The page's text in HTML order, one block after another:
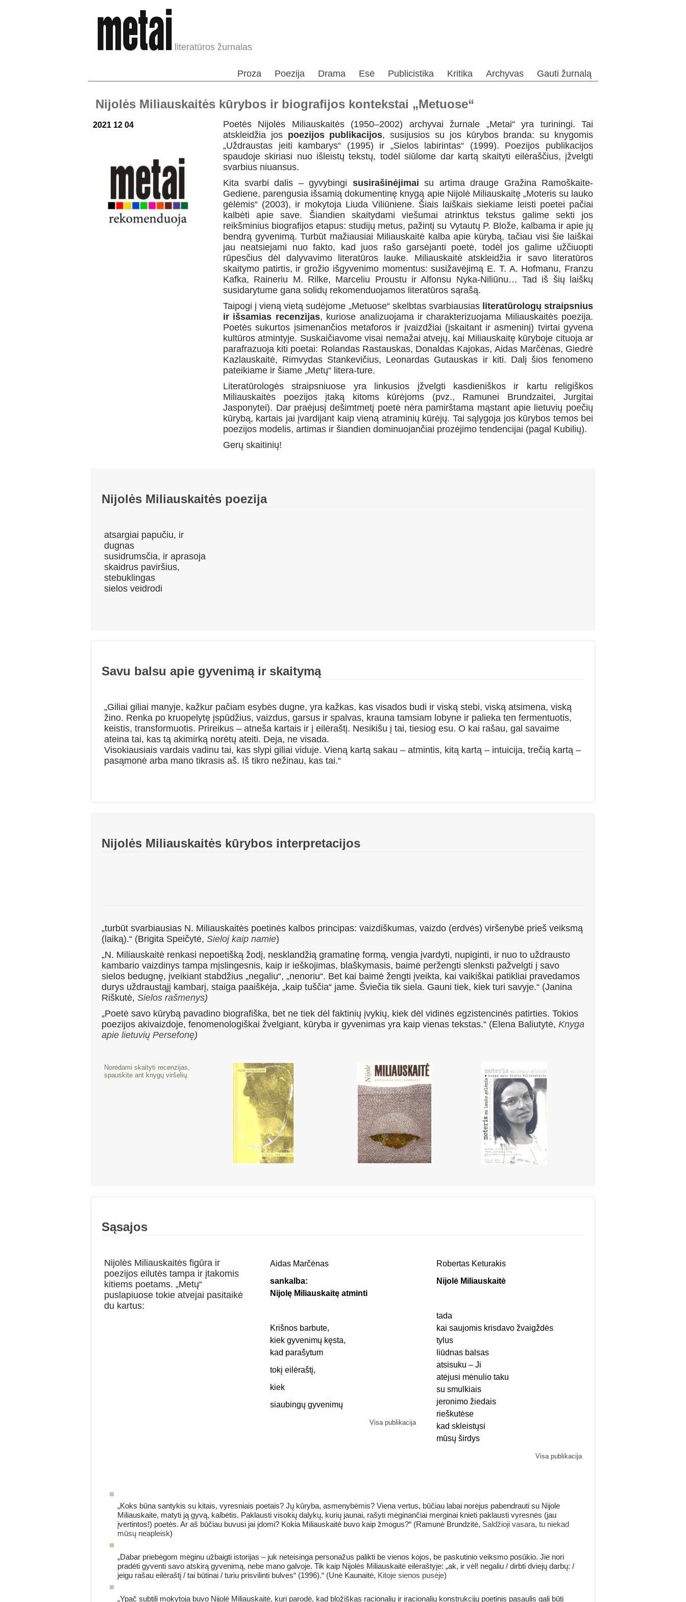
literatūros žurnalas
Proza Poezija Drama Esė Publicistika Kritika Archyvas Gauti žurnalą
Nijolės Miliauskaitės kūrybos ir biografijos kontekstai „Metuose“
2021 12 04
Poetės Nijolės Miliauskaitės (1950–2002) archyvai žurnale „Metai“ yra turiningi. Tai
atskleidžia jos poezijos publikacijos, susijusios su jos kūrybos branda: su knygomis
„Uždraustas įeiti kambarys“ (1995) ir „Sielos labirintas“ (1999). Poezijos publikacijos
spaudoje skiriasi nuo išleistų tekstų, todėl siūlome dar kartą skaityti eilėraščius, įžvelgti
svarbius niuansus.
Kita svarbi dalis – gyvybingi susirašinėjimai su artima drauge Gražina Ramoškaite-
Gediene, parengusia išsamią dokumentinę knygą apie Nijolė Miliauskaitę „Moteris su lauko
gėlėmis“ (2003), ir mokytoja Liuda Viliūniene. Šiais laiškais siekiame leisti poetei pačiai
kalbėti apie save. Šiandien skaitydami viešumai atrinktus tekstus galime sekti jos
reikšminius biografijos etapus: studijų metus, pažintį su Vytautų P. Blože, kalbama ir apie jų
bendrą gyvenimą. Turbūt mažiausiai Miliauskaitė kalba apie kūrybą, tačiau visi šie laiškai
jau neatsiejami nuo fakto, kad juos rašo garsėjanti poetė, todėl jos galime užčiuopti
rūpesčius dėl dalyvavimo literatūros lauke. Miliauskaitė atskleidžia ir savo literatūros
skaitymo patirtis, ir grožio išgyvenimo momentus: susižavėjimą E. T. A. Hofmanu, Franzu
Kafka, Raineriu M. Rilke, Marceliu Proustu ir Alfonsu Nyka-Niliūnu… Tad iš šių laiškų
susidarytume gana solidų rekomenduojamos literatūros sąrašą.
Taipogi į vieną vietą sudėjome „Metuose“ skelbtas svarbiausias literatūrologų straipsnius
ir išsamias recenzijas, kuriose analizuojama ir charakterizuojama Miliauskaitės poezija.
Poetės sukurtos įsimenančios metaforos ir įvaizdžiai (įskaitant ir asmeninį) tvirtai gyvena
kultūros atmintyje. Suskaičiavome visai nemažai atvejų, kai Miliauskaitę kūryboje cituoja ar
parafrazuoja kiti poetai: Rolandas Rastauskas, Donaldas Kajokas, Aidas Marčėnas, Giedrė
Kazlauskaitė, Rimvydas Stankevičius, Leonardas Gutauskas ir kiti. Dalį šios fenomeno
pateikiame ir šiame „Metų“ litera-ture.
Literatūrologės straipsniuose yra linkusios įžvelgti kasdieniškos ir kartu religiškos
Miliauskaitės poezijos įtaką kitoms kūrėjoms (pvz., Ramunei Brundzaitei, Jurgitai
Jasponytei). Dar praėjusį dešimtmetį poetė nėra pamirštama mąstant apie lietuvių poečių
kūrybą, kartais jai įvardijant kaip vieną atraminių kūrėjų. Tai sąlygoja jos kūrybos temos bei
poezijos modelis, artimas ir šiandien dominuojančiai prozėjimo tendencijai (pagal Kubilių).
Gerų skaitinių!
Nijolės Miliauskaitės poezija
atsargiai papučiu, ir
dugnas
susidrumsčia, ir aprasoja
skaidrus paviršius,
stebuklingas
sielos veidrodi
Savu balsu apie gyvenimą ir skaitymą
„Gi­liai giliai manyje, kažkur pačiam esybės dugne, yra kažkas, kas visados budi ir viską stebi, viską atsimena, viską
žino. Renka po kruopelytę įspūdžius, vaizdus, garsus ir spalvas, krauna tamsiam lobyne ir palieka ten fermentuotis,
keistis, transformuotis. Prireikus – atneša kartais ir į eilėraštį. Nesikišu į tai, tiesiog esu. O kai rašau, gal savaime
ateina tai, kas tą akimirką norėtų ateiti. Deja, ne visada.
Visokiausiais vardais vadinu tai, kas slypi giliai viduje. Vieną kartą sakau – atmintis, kitą kartą – intuicija, trečią kartą –
pasąmonė arba mano tikrasis aš. Iš tikro nežinau, kas tai.“
Nijolės Miliauskaitės kūrybos interpretacijos
„turbūt svarbiausias N. Miliauskaitės poetinės kalbos principas: vaizdiškumas, vaizdo (erdvės) viršenybė prieš veiksmą
(laiką).“ (Brigita Speičytė, Sieloj kaip namie)
„N. Miliauskaitė renkasi nepoetišką žodį, nesklandžią gramatinę formą, vengia įvardyti, nupiginti, ir nuo to uždrausto
kambario vaizdinys tampa mįslingesnis, kaip ir ieškojimas, blaškymasis, baimė peržengti slenks­ti pažvelgti į savo
sielos bedugnę, įveikiant stabdžius „negaliu“, „nenoriu“. Bet kai baimė žengti įveikta, kai vaikiškai patikliai pravedamos
durys uždraustąjį kambarį, staiga paaiškėja, „kaip tuščia“ jame. Šviečia tik siela. Gauni tiek, kiek turi savyje.“ (Janina
Riškutė, Sielos rašmenys)
„Poetė savo kūrybą pavadino bio­grafiška, bet ne tiek dėl faktinių įvy­kių, kiek dėl vidinės egzistencinės patirties. Tokios
poezijos akivaizdoje, fenomenologiškai žvelgiant, kūryba ir gyvenimas yra kaip vienas tekstas.“ (Elena Baliutytė, Knyga
apie lietuvių Persefonę)
Norėdami skaityti recenzijas,
spauskite ant knygų viršelių.
Sąsajos
Nijolės Miliauskaitės figūra ir
poezijos eilutės tampa ir įtakomis
kitiems poetams. „Metų“
puslapiuose tokie atvejai pasitaikė
du kartus:
Aidas Marčėnas
sankalba:
Nijolę Miliauskaitę atminti
Krišnos barbute,
kiek gyvenimų kęsta,
kad parašytum
tokį eilėraštį,
kiek
siaubingų gyvenimų
Visa publikacija
Robertas Keturakis
Nijolė Miliauskaitė
tada
kai saujomis krisdavo žvaigždės
tylus
liūdnas balsas
atsisuku – Ji
atėjusi mėnulio taku
su smulkiais
jeronimo žiedais
rieškutėse
kad skleistųsi
mūsų širdys
Visa publikacija
„Koks būna santykis su kitais, vyresniais poetais? Jų kūryba, asmenybėmis? Viena vertus, būčiau labai norėjus pabendrauti su Nijole
Miliauskaite, matyti ją gyvą, kalbėtis. Paklausti visokių dalykų, kurių jaunai, rašyti mėginančiai merginai knieti paklausti vyresnės (jau
įvertintos!) poetės. Ar aš būčiau buvusi jai įdomi? Kokia Miliauskaitė buvo kaip žmogus?“ (Ramunė Brundzitė, Saldžioji vasara, tu niekad
mūsų neapleisk)
„Dabar priebėgom mėginu užbaigti istorijas – juk neteisinga personažus palikti be vienos kojos, be paskutinio veiksmo posūkio. Jie nori
pradėti gyventi savo atskirą gyvenimą, nebe mano galvoje. Tik kaip Nijolės Miliauskaitė eilėraštyje: „ak, ir vėl! negaliu / dirbti dviejų darbų: /
jeigu rašau eilėraštį / tai būtinai / turiu prisvilinti bulves“ (1996).“ (Unė Kaunaitė, Kitoje sienos pusėje)
„Ypač subtili mokytoja buvo Nijolė Miliauskaitė, kuri parodė, kad bložiškas racionalių ir iracionalių konstrukcijų poetinis pasaulis gali būti